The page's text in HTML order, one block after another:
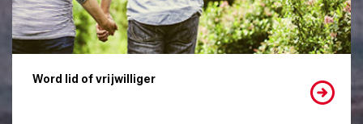
Word lid of vrijwilliger